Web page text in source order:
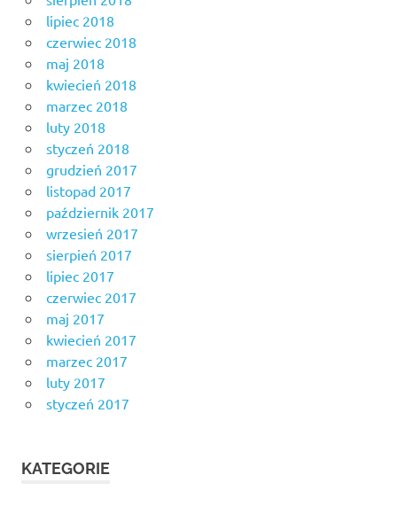
lipiec 2018
czerwiec 2018
maj 2018
kwiecień 2018
marzec 2018
luty 2018
styczeń 2018
grudzień 2017
listopad 2017
październik 2017
wrzesień 2017
sierpień 2017
lipiec 2017
czerwiec 2017
maj 2017
kwiecień 2017
marzec 2017
luty 2017
styczeń 2017
KATEGORIE